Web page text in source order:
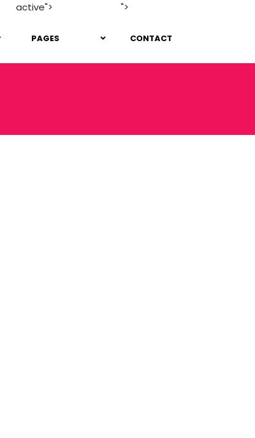
active">
PAGES
">
CONTACT